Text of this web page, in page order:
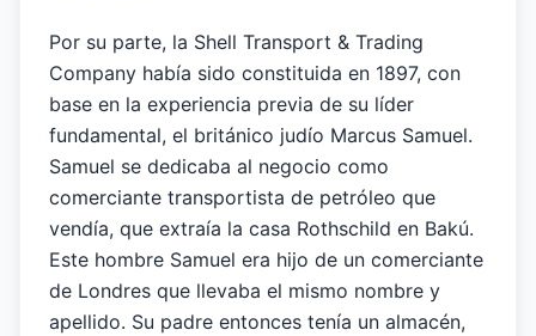
Por su parte, la Shell Transport & Trading
Company había sido constituida en 1897, con
base en la experiencia previa de su líder
fundamental, el británico judío Marcus Samuel.
Samuel se dedicaba al negocio como
comerciante transportista de petróleo que
vendía, que extraía la casa Rothschild en Bakú.
Este hombre Samuel era hijo de un comerciante
de Londres que llevaba el mismo nombre y
apellido. Su padre entonces tenía un almacén,